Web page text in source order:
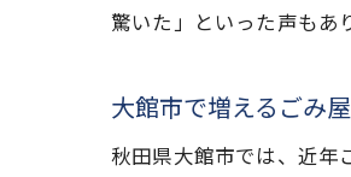
驚いた」といった声もあ
大館市で増えるごみ
秋田県大館市では、近年